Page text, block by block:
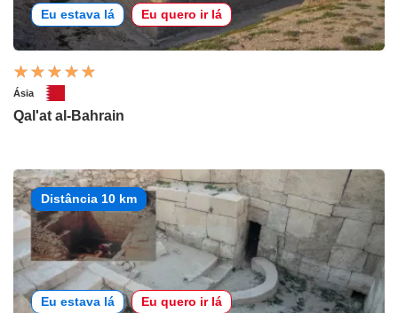
Eu estava lá Eu quero ir lá
Ásia
Qal'at al-Bahrain
Distância 10 km
Eu estava lá Eu quero ir lá